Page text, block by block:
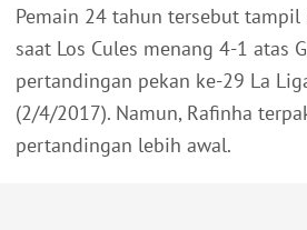
Pemain 24 tahun tersebut
saat Los Cules menang 4-1 atas
pertandingan pekan ke-29 La
(2/4/2017). Namun, Rafinha
pertandingan lebih awal.